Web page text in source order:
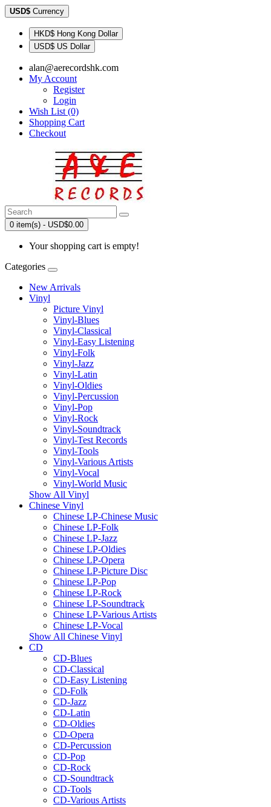
USD$ Currency
HKD$ Hong Kong Dollar
USD$ US Dollar
alan@aerecordshk.com
My Account
Register
Login
Wish List (0)
Shopping Cart
Checkout
0 item(s) - USD$0.00
Your shopping cart is empty!
Categories
New Arrivals
Vinyl
Picture Vinyl
Vinyl-Blues
Vinyl-Classical
Vinyl-Easy Listening
Vinyl-Folk
Vinyl-Jazz
Vinyl-Latin
Vinyl-Oldies
Vinyl-Percussion
Vinyl-Pop
Vinyl-Rock
Vinyl-Soundtrack
Vinyl-Test Records
Vinyl-Tools
Vinyl-Various Artists
Vinyl-Vocal
Vinyl-World Music
Show All Vinyl
Chinese Vinyl
Chinese LP-Chinese Music
Chinese LP-Folk
Chinese LP-Jazz
Chinese LP-Oldies
Chinese LP-Opera
Chinese LP-Picture Disc
Chinese LP-Pop
Chinese LP-Rock
Chinese LP-Soundtrack
Chinese LP-Various Artists
Chinese LP-Vocal
Show All Chinese Vinyl
CD
CD-Blues
CD-Classical
CD-Easy Listening
CD-Folk
CD-Jazz
CD-Latin
CD-Oldies
CD-Opera
CD-Percussion
CD-Pop
CD-Rock
CD-Soundtrack
CD-Tools
CD-Various Artists